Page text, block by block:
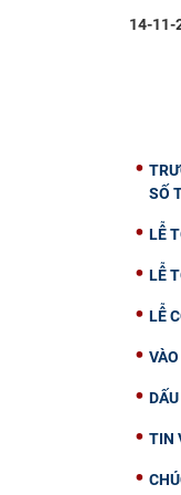
14-11-
SỐ
LỄ
LỄ
LỄ
TIN